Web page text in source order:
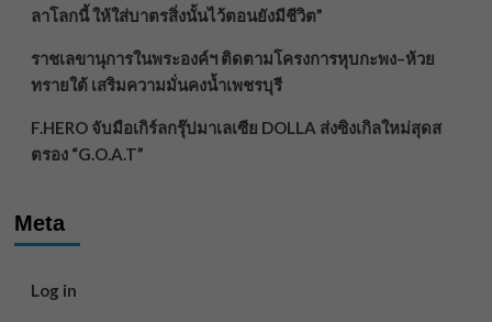
ลาโลกนี้ ให้ใส่บาตรสิ่งนั้นไว้ตอนยังมีชีวิต”
ราชเลขานุการในพระองค์ฯ ติดตามโครงการหุบกะพง–ห้วย
ทรายใต้ เสริมความมั่นคงน้ำเพชรบุรี
F.HERO จับมือเกิร์ลกรุ๊ปมาเลเซีย DOLLA ส่งซิงเกิลใหม่สุดส
ตรอง “G.O.A.T”
Meta
Log in